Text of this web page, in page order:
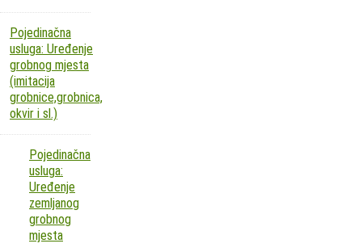
Pojedinačna
usluga: Uređenje
grobnog mjesta
(imitacija
grobnice,grobnica,
okvir i sl.)
Pojedinačna
usluga:
Uređenje
zemljanog
grobnog
mjesta